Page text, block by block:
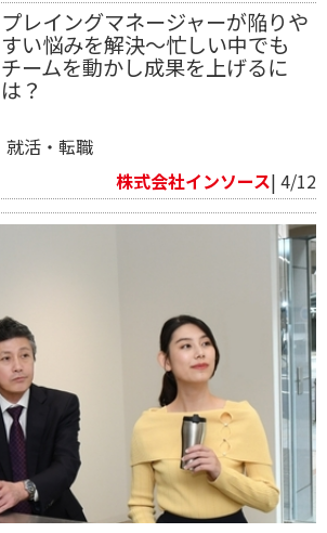
プレイングマネージャーが陥りや
すい悩みを解決～忙しい中でも
チームを動かし成果を上げるに
は？
就活・転職
株式会社インソース| 4/12